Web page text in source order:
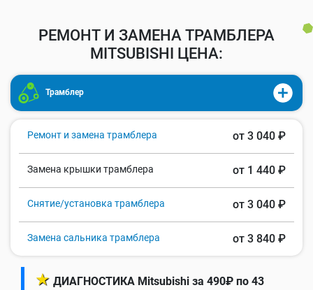
РЕМОНТ И ЗАМЕНА ТРАМБЛЕРА
MITSUBISHI ЦЕНА:
Трамблер
Ремонт и замена трамблера от 3 040 ₽
Замена крышки трамблера от 1 440 ₽
Снятие/установка трамблера от 3 040 ₽
Замена сальника трамблера от 3 840 ₽
★ ДИАГНОСТИКА Mitsubishi за 490₽ по 43